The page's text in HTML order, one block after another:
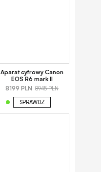
Aparat cyfrowy Canon
EOS R6 mark II
8199 PLN 8945 PLN
SPRAWDŹ